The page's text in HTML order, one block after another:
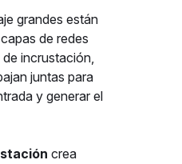
grandes están
de redes
incrustación,
juntas para
y generar el
crea